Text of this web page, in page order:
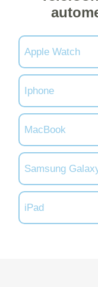
Apple Watch
Iphone
MacBook
Samsung
iPad